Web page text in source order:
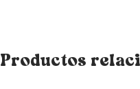
Productos